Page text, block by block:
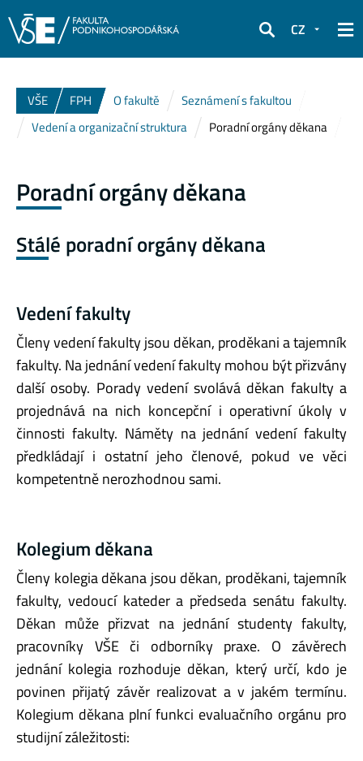
Hledat
CZ
VŠE FPH O fakultě
Seznámení s fakultou
Vedení a organizační struktura
Poradní orgány děkana
Poradní orgány děkana
Stálé poradní orgány děkana
Vedení fakulty
Členy vedení fakulty jsou děkan, proděkani a tajemník
fakulty. Na jednání vedení fakulty mohou být přizvány
další osoby. Porady vedení svolává děkan fakulty a
projednává na nich koncepční i operativní úkoly v
činnosti fakulty. Náměty na jednání vedení fakulty
předkládají i ostatní jeho členové, pokud ve věci
kompetentně nerozhodnou sami.
Kolegium děkana
Členy kolegia děkana jsou děkan, proděkani, tajemník
fakulty, vedoucí kateder a předseda senátu fakulty.
Děkan může přizvat na jednání studenty fakulty,
pracovníky VŠE či odborníky praxe. O závěrech
jednání kolegia rozhoduje děkan, který určí, kdo je
povinen přijatý závěr realizovat a v jakém termínu.
Kolegium děkana plní funkci evaluačního orgánu pro
studijní záležitosti: